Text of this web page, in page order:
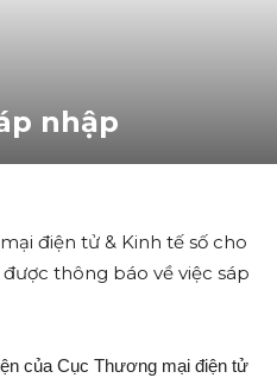
nhập
điện tử & Kinh tế số cho
thông báo về việc sáp
của Cục Thương mại điện tử